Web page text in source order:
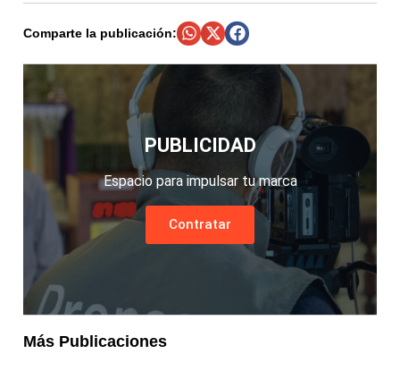
Comparte la publicación:
PUBLICIDAD
Espacio para impulsar tu marca
Contratar
Más Publicaciones